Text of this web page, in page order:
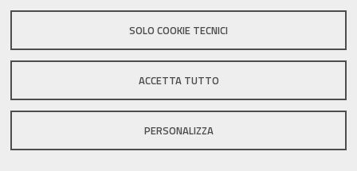
SOLO COOKIE TECNICI
ACCETTA TUTTO
PERSONALIZZA
Privacy policy|DPO|Accessibilità